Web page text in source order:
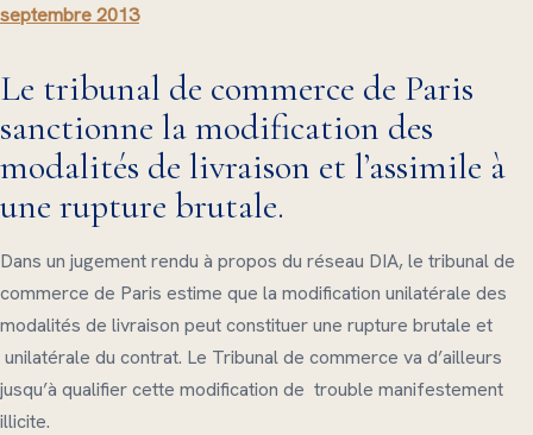
septembre 2013
Le tribunal de commerce de Paris
sanctionne la modification des
modalités de livraison et l’assimile à
une rupture brutale.
Dans un jugement rendu à propos du réseau DIA, le tribunal de
commerce de Paris estime que la modification unilatérale des
modalités de livraison peut constituer une rupture brutale et
unilatérale du contrat. Le Tribunal de commerce va d’ailleurs
jusqu’à qualifier cette modification de trouble manifestement
illicite.